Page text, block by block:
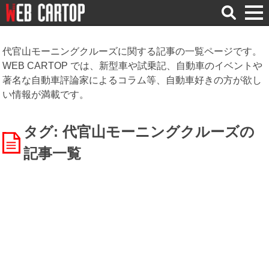
検
索
代官山モーニングクルーズに関する記事の一覧ページです。
WEB CARTOP では、新型車や試乗記、自動車のイベントや
著名な自動車評論家によるコラム等、自動車好きの方が欲し
い情報が満載です。
タグ: 代官山モーニングクルーズの
記事一覧